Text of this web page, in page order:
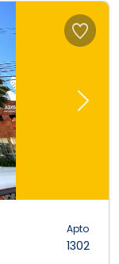
Next
Apto
1302